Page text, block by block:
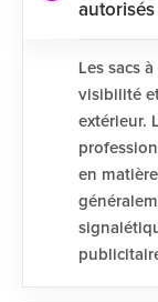
Les sacs
visibilité
extérieur.
en